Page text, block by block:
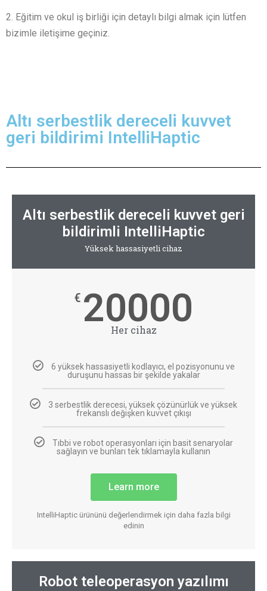
2. Eğitim ve okul iş birliği için detaylı bilgi almak için lütfen
bizimle iletişime geçiniz.
Altı serbestlik dereceli kuvvet
geri bildirimi IntelliHaptic
Altı serbestlik dereceli kuvvet geri
bildirimli IntelliHaptic​
Yüksek hassasiyetli cihaz
€ 20000
Her cihaz
6 yüksek hassasiyetli kodlayıcı, el pozisyonunu ve
duruşunu hassas bir şekilde yakalar
3 serbestlik derecesi, yüksek çözünürlük ve yüksek
frekanslı değişken kuvvet çıkışı
Tıbbi ve robot operasyonları için basit senaryolar
sağlayın ve bunları tek tıklamayla kullanın
Learn more
IntelliHaptic ürününü değerlendirmek için daha fazla bilgi
edinin
Robot teleoperasyon yazılımı